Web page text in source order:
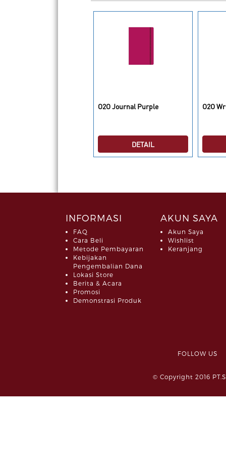
O2O Journal Purple
DETAIL
O2O
INFORMASI
FAQ
Cara Beli
Metode Pembayaran
Kebijakan
Pengembalian Dana
Lokasi Store
Berita & Acara
Promosi
Demonstrasi Produk
AKUN SAYA
Akun Saya
Wishlist
Keranjang
FOLLOW
© Copyright 2016